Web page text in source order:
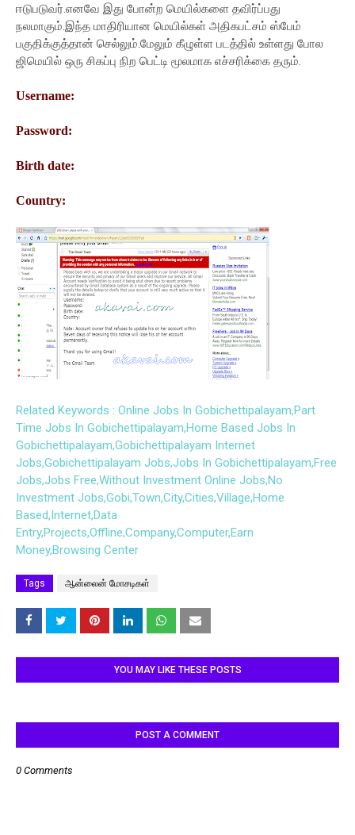
ஈடுபடுவர்.எனவே இது போன்ற மெயில்களை தவிர்ப்பது
நலமாகும்.இந்த மாதிரியான மெயில்கள் அதிகபட்சம் ஸ்பேம்
பகுதிக்குத்தான் செல்லும்.மேலும் கீழுள்ள படத்தில் உள்ளது போல
ஜிமெயில் ஒரு சிகப்பு நிற பெட்டி மூலமாக எச்சரிக்கை தரும்.
Username:
Password:
Birth date:
Country:
Related Keywords : Online Jobs In Gobichettipalayam,Part
Time Jobs In Gobichettipalayam,Home Based Jobs In
Gobichettipalayam,Gobichettipalayam Internet
Jobs,Gobichettipalayam Jobs,Jobs In Gobichettipalayam,Free
Jobs,Jobs Free,Without Investment Online Jobs,No
Investment Jobs,Gobi,Town,City,Cities,Village,Home
Based,Internet,Data
Entry,Projects,Offline,Company,Computer,Earn
Money,Browsing Center
Tags ஆன்லைன் மோசடிகள்
YOU MAY LIKE THESE POSTS
POST A COMMENT
0 Comments